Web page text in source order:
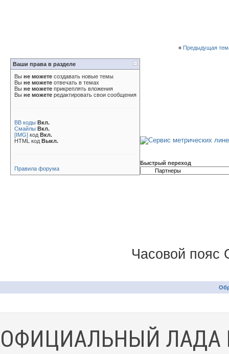
« Предыдущая
Ваши права в разделе
Вы не можете создавать новые темы
Вы не можете отвечать в темах
Вы не можете прикреплять вложения
Вы не можете редактировать свои сообщения
BB коды Вкл.
Смайлы Вкл.
[IMG] код Вкл.
HTML код Выкл.
Правила форума
Быстрый переход
Часовой пояс
ОФИЦИАЛЬНЫЙ ЛАДА